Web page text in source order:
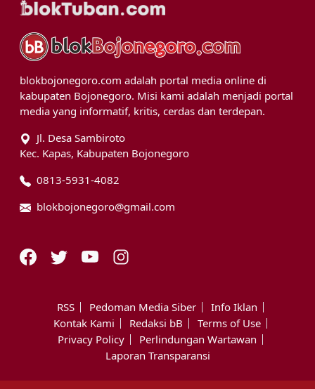
blokbojonegoro.com adalah portal media online di
kabupaten Bojonegoro. Misi kami adalah menjadi portal
media yang informatif, kritis, cerdas dan terdepan.
Jl. Desa Sambiroto
Kec. Kapas, Kabupaten Bojonegoro
0813-5931-4082
blokbojonegoro@gmail.com
RSS Pedoman Media Siber
Info Iklan
Kontak Kami
Redaksi bB
Terms of Use
Privacy Policy
Perlindungan Wartawan
Laporan Transparansi